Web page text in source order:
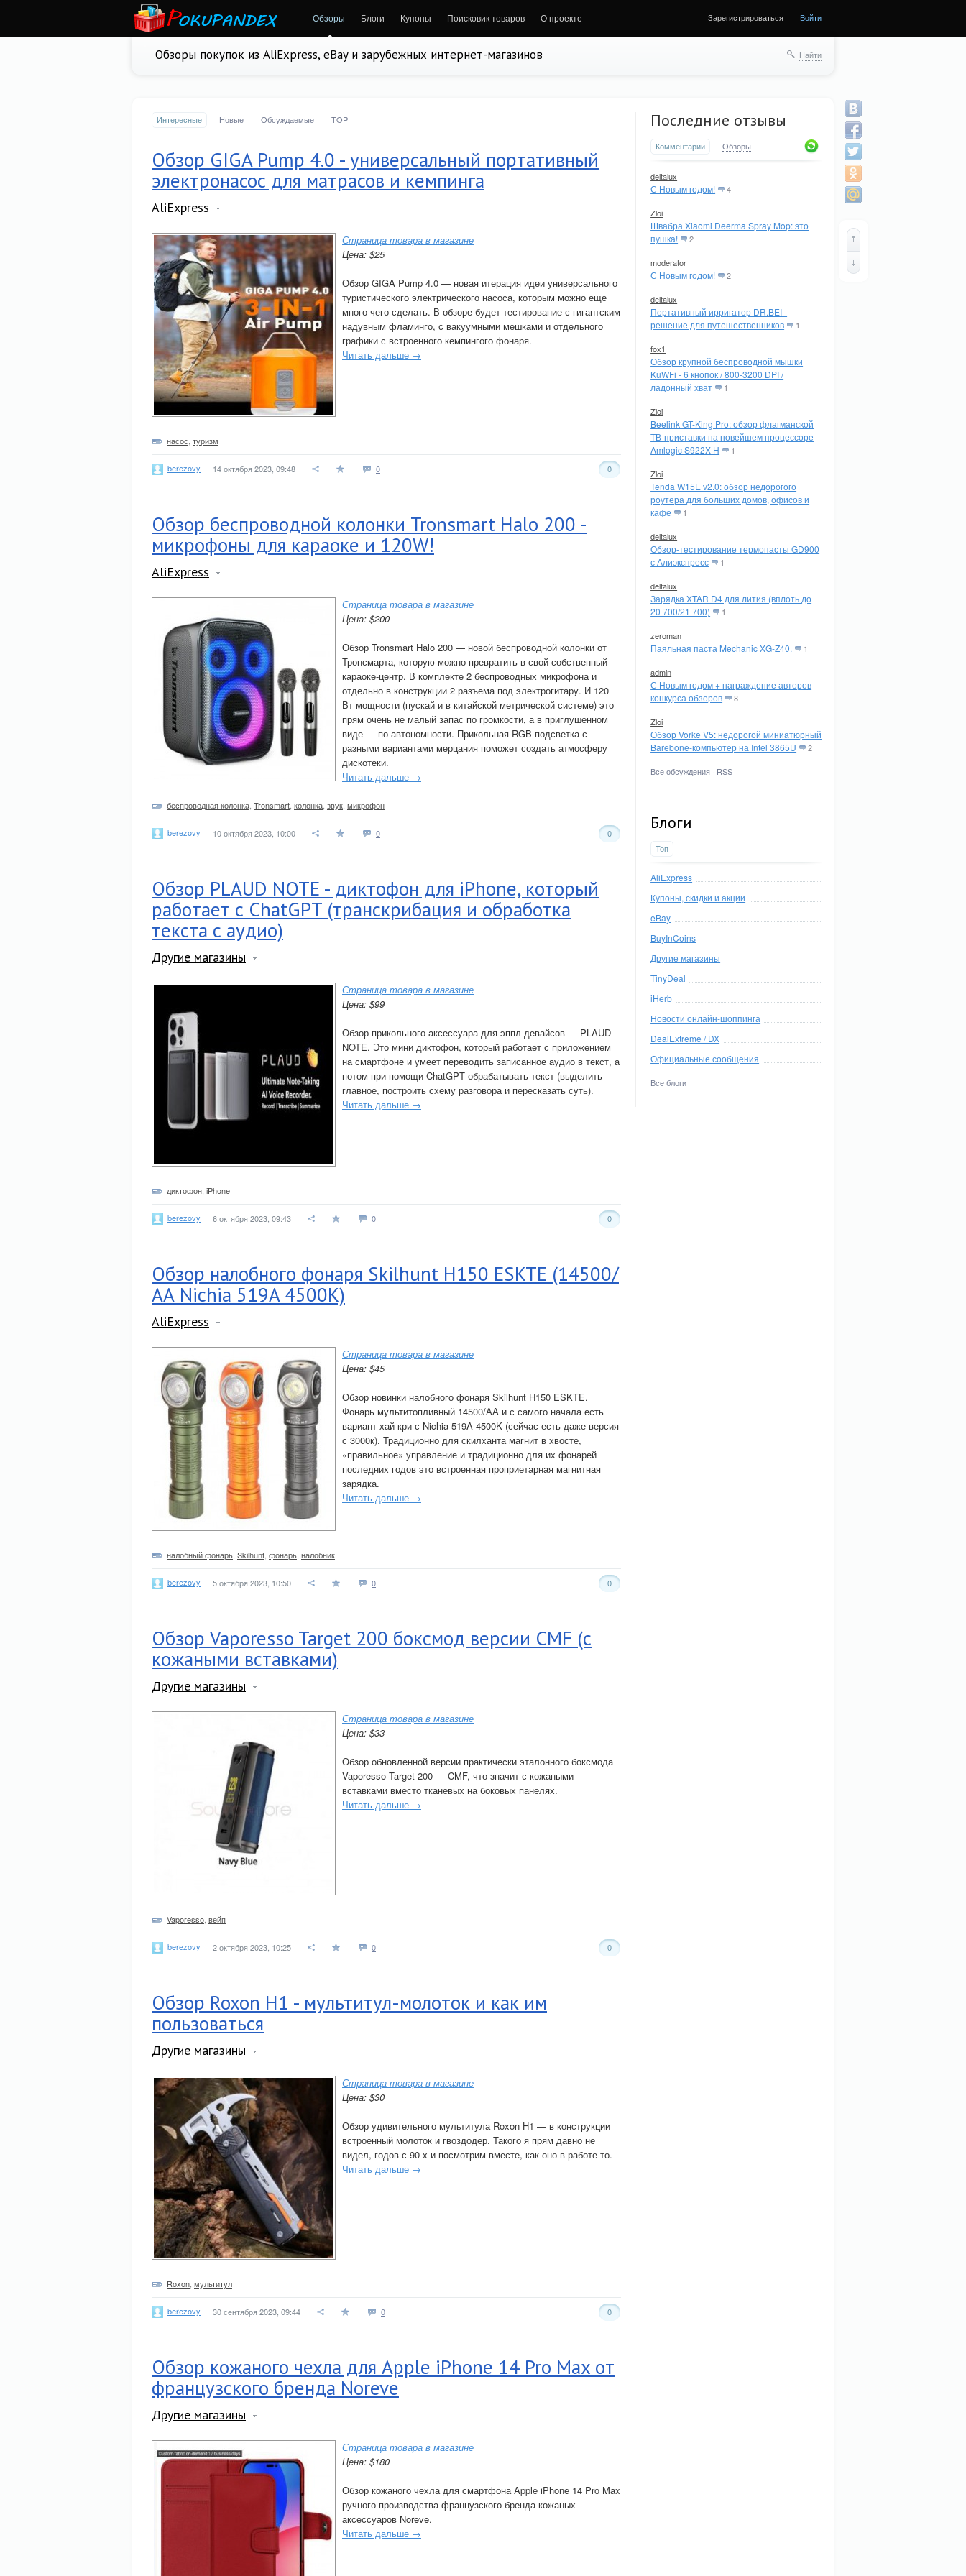
Обзоры Блоги Купоны Поисковик товаров О проекте Зарегистрироваться Войти
Обзоры покупок из AliExpress, eBay и зарубежных интернет-магазинов Найти
Интересные Новые Обсуждаемые TOP
Обзор GIGA Pump 4.0 - универсальный портативный
электронасос для матрасов и кемпинга
AliExpress
Страница товара в магазине
Цена: $25
Обзор GIGA Pump 4.0 — новая итерация идеи универсального
туристического электрического насоса, которым можно еще
много чего сделать. В обзоре будет тестирование с гигантским
надувным фламинго, с вакуумными мешками и отдельного
графики с встроенного кемпингого фонаря.
Читать дальше →
насос туризм
berezovy 14 октября 2023, 09:48 0 0
Обзор беспроводной колонки Tronsmart Halo 200 -
микрофоны для караоке и 120W!
AliExpress
Страница товара в магазине
Цена: $200
Обзор Tronsmart Halo 200 — новой беспроводной колонки от
Тронсмарта, которую можно превратить в свой собственный
караоке-центр. В комплекте 2 беспроводных микрофона и
отдельно в конструкции 2 разъема под электрогитару. И 120
Вт мощности (пускай и в китайской метрической системе) это
прям очень не малый запас по громкости, а в приглушенном
виде — по автономности. Прикольная RGB подсветка с
разными вариантами мерцания поможет создать атмосферу
дискотеки.
Читать дальше →
беспроводная колонка Tronsmart колонка звук микрофон
berezovy 10 октября 2023, 10:00 0 0
Обзор PLAUD NOTE - диктофон для iPhone, который
работает с ChatGPT (транскрибация и обработка
текста с аудио)
Другие магазины
Страница товара в магазине
Цена: $99
Обзор прикольного аксессуара для эппл девайсов — PLAUD
NOTE. Это мини диктофон, который работает с приложением
на смартфоне и умеет переводить записанное аудио в текст, а
потом при помощи ChatGPT обрабатывать текст (выделить
главное, построить схему разговора и пересказать суть).
Читать дальше →
диктофон iPhone
berezovy 6 октября 2023, 09:43 0 0
Обзор налобного фонаря Skilhunt H150 ESKTE (14500/
АА Nichia 519A 4500K)
AliExpress
Страница товара в магазине
Цена: $45
Обзор новинки налобного фонаря Skilhunt H150 ESKTE.
Фонарь мультитопливный 14500/АА и с самого начала есть
вариант хай кри с Nichia 519A 4500K (сейчас есть даже версия
с 3000к). Традиционно для скилханта магнит в хвосте,
«правильное» управление и традиционно для их фонарей
последних годов это встроенная проприетарная магнитная
зарядка.
Читать дальше →
налобный фонарь Skilhunt фонарь налобник
berezovy 5 октября 2023, 10:50 0 0
Обзор Vaporesso Target 200 боксмод версии CMF (с
кожаными вставками)
Другие магазины
Страница товара в магазине
Цена: $33
Обзор обновленной версии практически эталонного боксмода
Vaporesso Target 200 — CMF, что значит с кожаными
вставками вместо тканевых на боковых панелях.
Читать дальше →
Vaporesso вейп
berezovy 2 октября 2023, 10:25 0 0
Обзор Roxon H1 - мультитул-молоток и как им
пользоваться
Другие магазины
Страница товара в магазине
Цена: $30
Обзор удивительного мультитула Roxon H1 — в конструкции
встроенный молоток и гвоздодер. Такого я прям давно не
видел, годов с 90-х и посмотрим вместе, как оно в работе то.
Читать дальше →
Roxon мультитул
berezovy 30 сентября 2023, 09:44 0 0
Обзор кожаного чехла для Apple iPhone 14 Pro Max от
французского бренда Noreve
Другие магазины
Страница товара в магазине
Цена: $180
Обзор кожаного чехла для смартфона Apple iPhone 14 Pro Max
ручного производства французского бренда кожаных
аксессуаров Noreve.
Читать дальше →
Последние отзывы
Комментарии Обзоры
deltalux
С Новым годом! 4
Zloi
Швабра Xiaomi Deerma Spray Mop: это
пушка!
2
moderator
С Новым годом! 2
deltalux
Портативный ирригатор DR.BEI -
решение для путешественников
1
fox1
Обзор крупной беспроводной мышки
KuWFi - 6 кнопок / 800-3200 DPI /
ладонный хват
1
Zloi
Beelink GT-King Pro: обзор флагманской
ТВ-приставки на новейшем процессоре
Amlogic S922X-H
1
Zloi
Tenda W15E v2.0: обзор недорогого
роутера для больших домов, офисов и
кафе
1
deltalux
Обзор-тестирование термопасты GD900
с Алиэкспресс
1
deltalux
Зарядка XTAR D4 для лития (вплоть до
20 700/21 700)
1
zeroman
Паяльная паста Mechanic XG-Z40. 1
admin
С Новым годом + награждение авторов
конкурса обзоров
8
Zloi
Обзор Vorke V5: недорогой миниатюрный
Barebone-компьютер на Intel 3865U
2
Все обсуждения · RSS
Блоги
Топ
AliExpress
Купоны, скидки и акции
eBay
BuyInCoins
Другие магазины
TinyDeal
iHerb
Новости онлайн-шоппинга
DealExtreme / DX
Официальные сообщения
Все блоги